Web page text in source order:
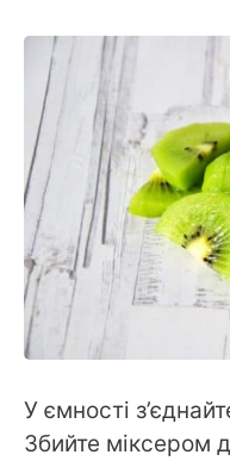
У ємності
Збийте міксером